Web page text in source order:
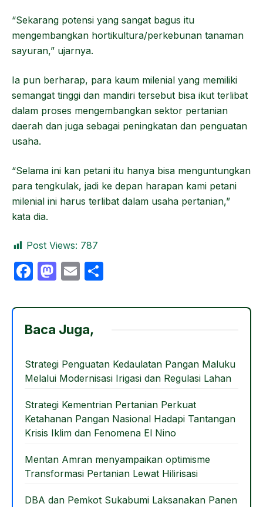
“Sekarang potensi yang sangat bagus itu
mengembangkan hortikultura/perkebunan tanaman
sayuran,” ujarnya.
Ia pun berharap, para kaum milenial yang memiliki
semangat tinggi dan mandiri tersebut bisa ikut terlibat
dalam proses mengembangkan sektor pertanian
daerah dan juga sebagai peningkatan dan penguatan
usaha.
“Selama ini kan petani itu hanya bisa menguntungkan
para tengkulak, jadi ke depan harapan kami petani
milenial ini harus terlibat dalam usaha pertanian,”
kata dia.
Post Views: 787
F
c
e
o
o
k
M
st
o
o
n
E
ail ar
Baca Juga,
Strategi Penguatan Kedaulatan Pangan Maluku
Melalui Modernisasi Irigasi dan Regulasi Lahan
Strategi Kementrian Pertanian Perkuat
Ketahanan Pangan Nasional Hadapi Tantangan
Krisis Iklim dan Fenomena El Nino
Mentan Amran menyampaikan optimisme
Transformasi Pertanian Lewat Hilirisasi
DBA dan Pemkot Sukabumi Laksanakan Panen